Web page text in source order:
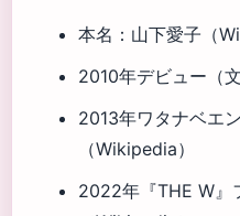
本名：山下愛子（
2010年デビュー（
2013年ワタナベエ
（Wikipedia）
2022年『THE W』